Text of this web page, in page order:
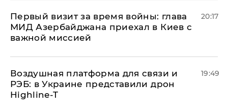
Первый визит за время войны: глава
МИД Азербайджана приехал в Киев с
важной миссией
20:17
Воздушная платформа для связи и
РЭБ: в Украине представили дрон
Highline-T
19:49